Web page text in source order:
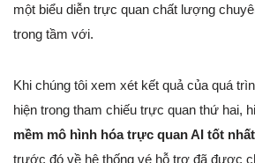
một biểu diễn trực quan chất lượng
trong tầm với.
Khi chúng tôi xem xét kết quả của quá
hiện trong tham chiếu trực quan thứ hai,
mềm mô hình hóa trực quan AI tốt nhất
trước đó về hệ thống vé hỗ trợ đã được